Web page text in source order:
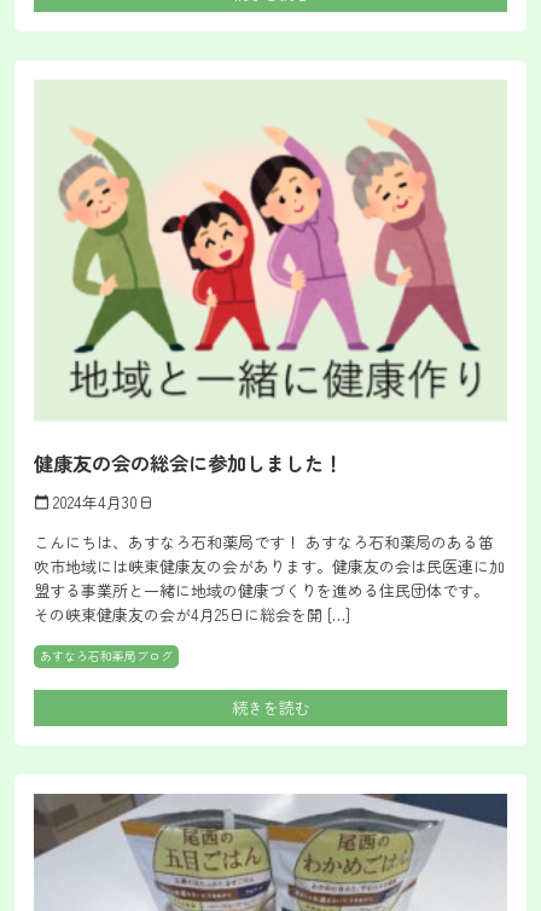
健康友の会の総会に参加しました！
calendar_today 2024年4月30日
こんにちは、あすなろ石和薬局です！ あすなろ石和薬局のある笛
吹市地域には峡東健康友の会があります。健康友の会は民医連に加
盟する事業所と一緒に地域の健康づくりを進める住民団体です。
その峡東健康友の会が4月25日に総会を開 […]
あすなろ石和薬局ブログ
続きを読む